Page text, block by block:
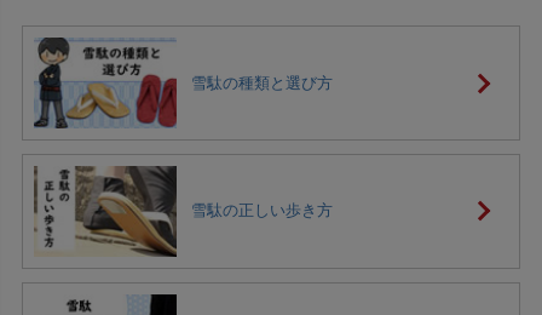
雪駄の種類と選び方
雪駄の正しい歩き方